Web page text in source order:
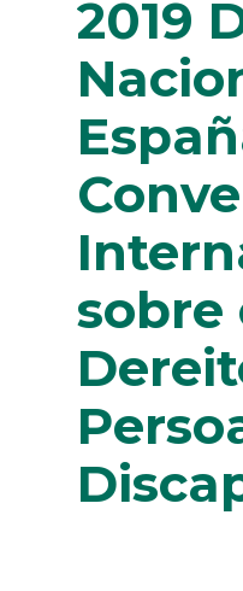
2019
sobre